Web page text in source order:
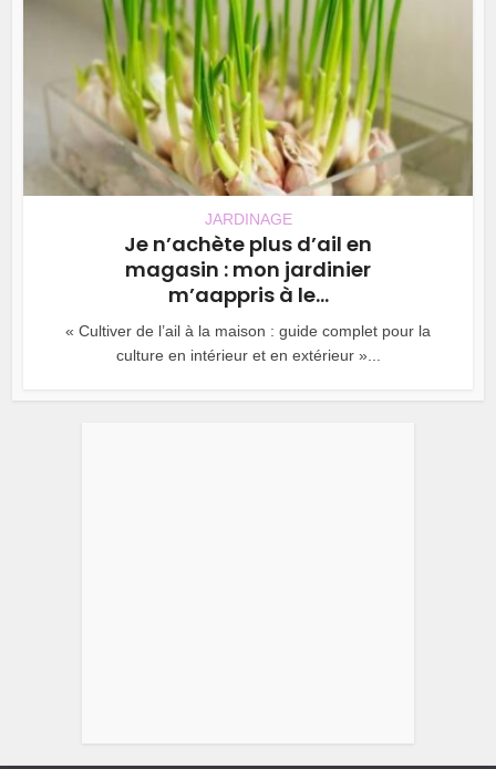
JARDINAGE
Je n’achète plus d’ail en
magasin : mon jardinier
m’aappris à le...
« Cultiver de l’ail à la maison : guide complet pour la
culture en intérieur et en extérieur »...